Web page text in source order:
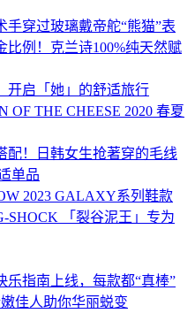
手穿过玻璃戴帝舵“熊猫”表
比例！克兰诗100%纯天然赋
开启「她」的舒适旅行
OF THE CHEESE 2020 春夏
配！日韩女生抢著穿的毛线
单品
2023 GALAXY系列鞋款
SHOCK 「裂谷泥王」专为
乐指南上线，每款都“真棒”
佳人助你华丽蜕变